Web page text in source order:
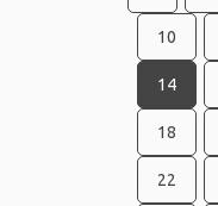
10
14
18
22